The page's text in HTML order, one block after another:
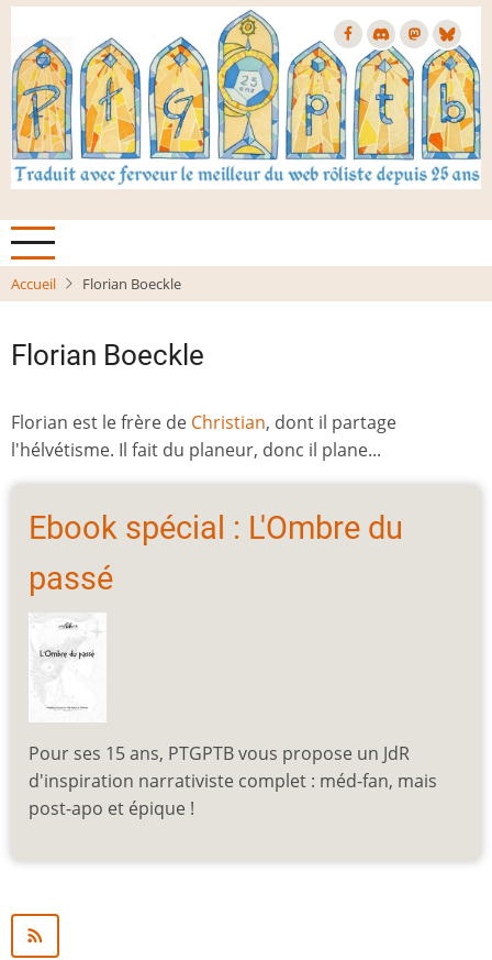
Aller
contenu
principal
Accueil Florian Boeckle
Florian Boeckle
Florian est le frère de Christian, dont il partage
l'hélvétisme. Il fait du planeur, donc il plane...
Ebook spécial : L'Ombre du
passé
Pour ses 15 ans, PTGPTB vous propose un JdR
d'inspiration narrativiste complet : méd-fan, mais
post-apo et épique !